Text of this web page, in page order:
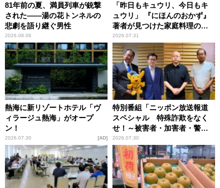
81年前の夏、満員列車が銃撃
された――湯の花トンネルの
悲劇を語り継ぐ男性
2026.08.06
「昨日もキュウリ、今日もキ
ュウリ」 『にほんのおかず』
著者が見つけた家庭料理の知
恵
2026.07.31
熱海に新リゾートホテル「ヴ
ィラージュ熱海」がオープ
ン！
2026.07.30 AD
特別番組「ニッポン放送報道
スペシャル 特殊詐欺をなく
せ！～被害者・加害者・警視
庁が語るトクリュウの実態
～」放送
2026.07.30